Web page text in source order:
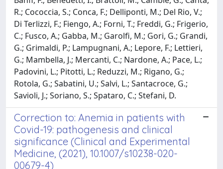
R.; Cococcia, S.; Conca, F.; Delliponti, M.; Del Rio, V.;
Di Terlizzi, F.; Fiengo, A.; Forni, T.; Freddi, G.; Frigerio,
C.; Fusco, A.; Gabba, M.; Garolfi, M.; Gori, G.; Grandi,
G.; Grimaldi, P.; Lampugnani, A.; Lepore, F.; Lettieri,
G.; Mambella, J.; Mercanti, C.; Nardone, A.; Pace, L.;
Padovini, L.; Pitotti, L.; Reduzzi, M.; Rigano, G.;
Rotola, G.; Sabatini, U.; Salvi, L.; Santacroce, G.;
Savioli, J.; Soriano, S.; Spataro, C.; Stefani, D.
Correction to: Anemia in patients with
Covid-19: pathogenesis and clinical
significance (Clinical and Experimental
Medicine, (2021), 10.1007/s10238-020-
00679-4)